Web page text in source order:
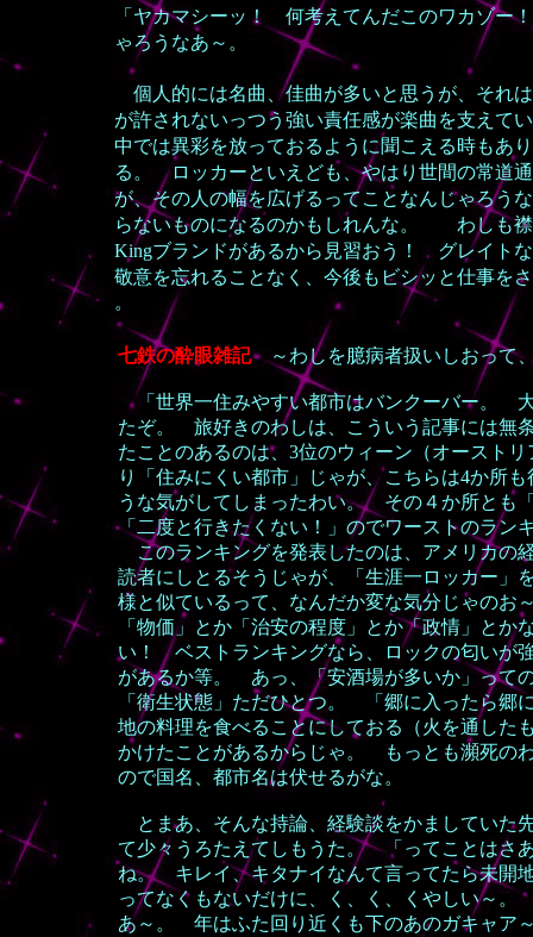
「ヤカマシーッ！ 何考えてんだこのワカゾー
ゃろうなあ～。
個人的には名曲、佳曲が多いと思うが、それ
が許されないっつう強い責任感が楽曲を支え
中では異彩を放っておるように聞こえる時もあ
る。 ロッカーといえども、やはり世間の常道
が、その人の幅を広げるってことなんじゃろう
らないものになるのかもしれんな。 わしも
Kingブランドがあるから見習おう！ グレイト
敬意を忘れることなく、今後もビシッと仕事を
。
七鉄の酔眼雑記～わしを臆病者扱いしおって
「世界一住みやすい都市はバンクーバー。
たぞ。 旅好きのわしは、こういう記事には無
たことのあるのは、3位のウィーン（オースト
り「住みにくい都市」じゃが、こちらは4か所
うな気がしてしまったわい。 その４か所とも
「二度と行きたくない！」のでワーストのラ
このランキングを発表したのは、アメリカの
読者にしとるそうじゃが、「生涯一ロッカー」
様と似ているって、なんだか変な気分じゃの
「物価」とか「治安の程度」とか「政情」と
い！ ベストランキングなら、ロックの匂いが
があるか等。 あっ、「安酒場が多いか」っ
「衛生状態」ただひとつ。 「郷に入ったら郷
地の料理を食べることにしておる（火を通した
かけたことがあるからじゃ。 もっとも瀕死の
ので国名、都市名は伏せるがな。
とまあ、そんな持論、経験談をかましていた
て少々うろたえてしもうた。 「ってことはさ
ね。 キレイ、キタナイなんて言ってたら未開
ってなくもないだけに、く、く、くやしい～
あ～。 年はふた回り近くも下のあのガキャア